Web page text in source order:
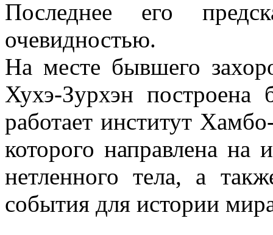
Последнее его
очевидностью.
На месте бывшего
Хухэ-Зурхэн построена
работает институт
которого направлена на
нетленного тела, а
события для истории